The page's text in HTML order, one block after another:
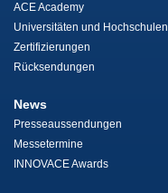
ACE Academy
Universitäten und Hochschulen
Zertifizierungen
Rücksendungen
News
Presseaussendungen
Messetermine
INNOVACE Awards